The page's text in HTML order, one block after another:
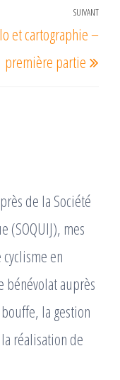
SUIVANT
et cartographie –
première partie
de la Société
(SOQUIJ), mes
en
bénévolat auprès
la gestion
réalisation de